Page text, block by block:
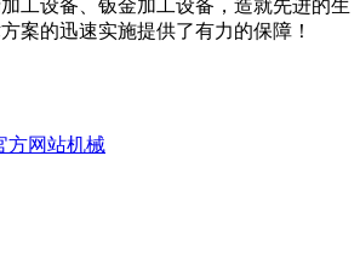
工设备、钣金加工设备，造就先进的生
案的迅速实施提供了有力的保障！